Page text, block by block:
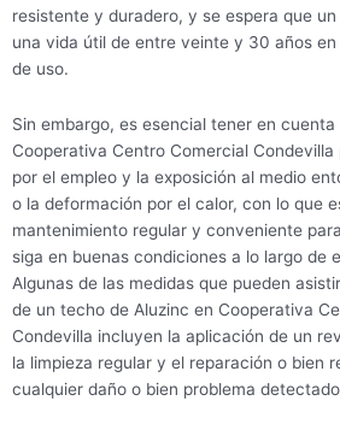
resistente y duradero, y se espera que
una vida útil de entre veinte y 30 años
de uso.
Sin embargo, es esencial tener en cuenta
Cooperativa Centro Comercial
por el empleo y la exposición al medio
o la deformación por el calor, con lo que
mantenimiento regular y conveniente
siga en buenas condiciones a lo largo de
Algunas de las medidas que pueden
de un techo de Aluzinc en Cooperativa
Condevilla incluyen la aplicación de un
la limpieza regular y el reparación o bien
cualquier daño o bien problema